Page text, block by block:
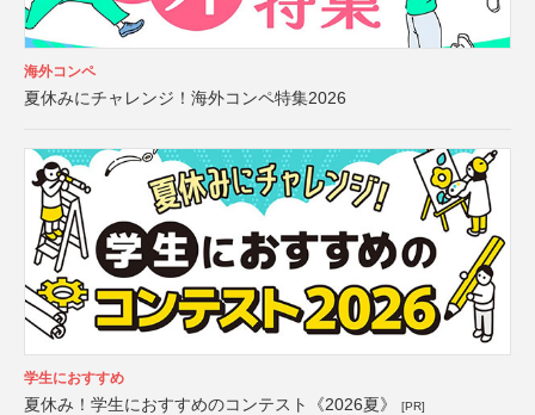
海外コンペ
夏休みにチャレンジ！海外コンペ特集2026
学生におすすめ
夏休み！学生におすすめのコンテスト《2026夏》 [PR]